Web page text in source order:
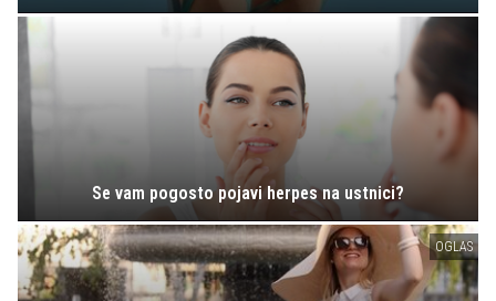
Se vam pogosto pojavi herpes na ustnici?
OGLAS